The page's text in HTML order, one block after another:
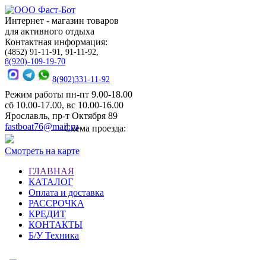
Интернет - магазин товаров
для активного отдыха
Контактная информация:
(4852) 91-11-91, 91-11-92,
8(920)-109-19-70
8(902)331-11-92
Режим работы пн-пт 9.00-18.00
сб 10.00-17.00, вс 10.00-16.00
Ярославль, пр-т Октября 89
fastboat76@mail.ruСхема проезда:
Смотреть на карте
ГЛАВНАЯ
КАТАЛОГ
Оплата и доставка
РАССРОЧКА
КРЕДИТ
КОНТАКТЫ
Б/У Техника